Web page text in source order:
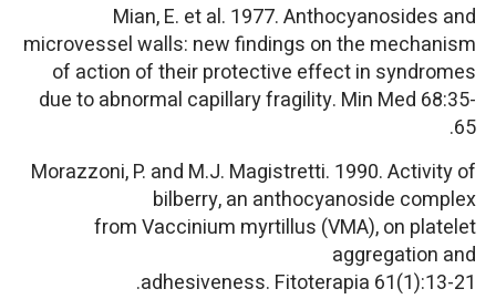
Mian, E. et al. 1977. Anthocyanosides and
microvessel walls: new findings on the mechanism
of action of their protective effect in syndromes
due to abnormal capillary fragility. Min Med 68:35-
65.
Morazzoni, P. and M.J. Magistretti. 1990. Activity of
bilberry, an anthocyanoside complex
fromVaccinium myrtillus (VMA), on platelet
aggregation and
adhesiveness. Fitoterapia 61(1):13-21.